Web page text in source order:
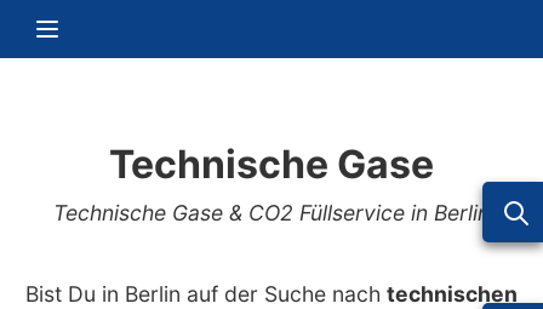
Navigation umschalten
Technische Gase
Technische Gase & CO2 Füllservice in Berlin
Bist Du in Berlin auf der Suche nach technischen